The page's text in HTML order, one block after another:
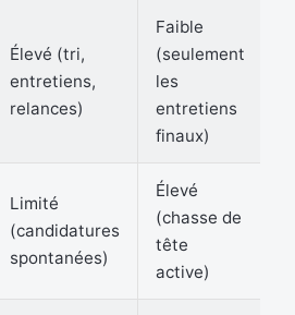
Élevé (tri,
entretiens,
relances)
Faible
(seulement
les
entretiens
finaux)
Limité
(candidatures
spontanées)
Élevé
(chasse de
tête
active)